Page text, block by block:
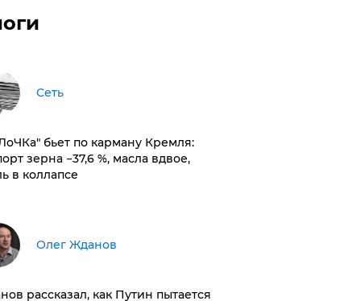
Сеть
бьет по карману Кремля:
зерна −37,6 %, масла вдвое,
в коллапсе
Олег Жданов
рассказал, как Путин пытается